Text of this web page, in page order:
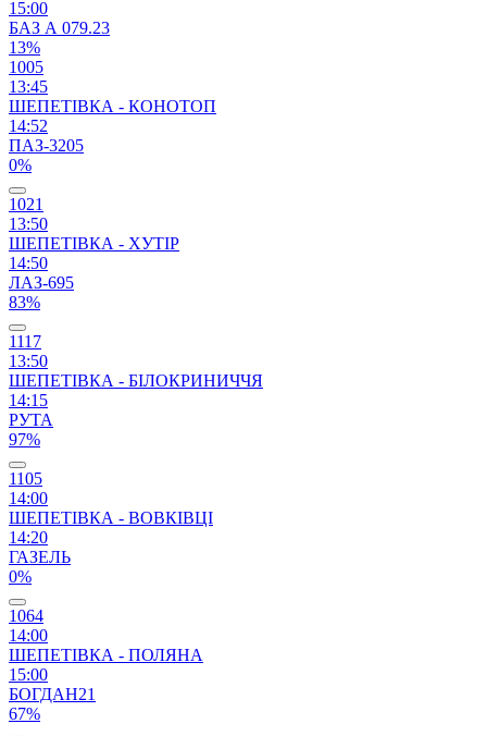
15:00
БАЗ А 079.23
13%
1005
13:45
ШЕПЕТІВКА - КОНОТОП
14:52
ПАЗ-3205
0%
1021
13:50
ШЕПЕТІВКА - ХУТІР
14:50
ЛАЗ-695
83%
1117
13:50
ШЕПЕТІВКА - БІЛОКРИНИЧЧЯ
14:15
РУТА
97%
1105
14:00
ШЕПЕТІВКА - ВОВКІВЦІ
14:20
ГАЗЕЛЬ
0%
1064
14:00
ШЕПЕТІВКА - ПОЛЯНА
15:00
БОГДАН21
67%